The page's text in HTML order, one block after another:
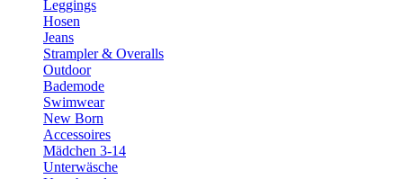
Leggings
Hosen
Jeans
Strampler & Overalls
Outdoor
Bademode
Swimwear
New Born
Accessoires
Mädchen 3-14
Unterwäsche